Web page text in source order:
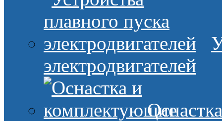
электродвигателей